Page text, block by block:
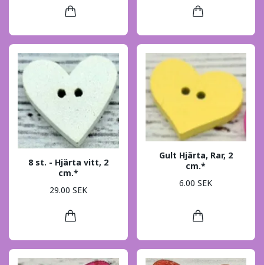
8 st. - Hjärta vitt, 2
cm.*
29.00 SEK
Gult Hjärta, Rar, 2
cm.*
6.00 SEK